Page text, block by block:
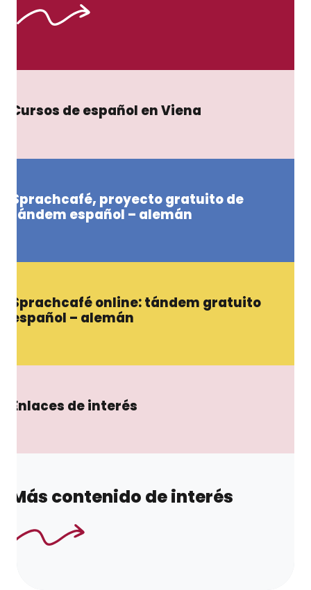
Cursos de español en Viena
Sprachcafé, proyecto gratuito de
tándem español – alemán
Sprachcafé online: tándem gratuito
español – alemán
Enlaces de interés
Más contenido de interés